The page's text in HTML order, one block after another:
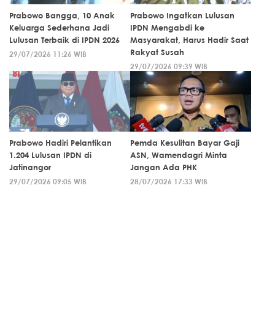
Prabowo Bangga, 10 Anak
Keluarga Sederhana Jadi
Lulusan Terbaik di IPDN 2026
29/07/2026 11:26 WIB
Prabowo Ingatkan Lulusan
IPDN Mengabdi ke
Masyarakat, Harus Hadir Saat
Rakyat Susah
29/07/2026 09:39 WIB
Prabowo Hadiri Pelantikan
1.204 Lulusan IPDN di
Jatinangor
29/07/2026 09:05 WIB
Pemda Kesulitan Bayar Gaji
ASN, Wamendagri Minta
Jangan Ada PHK
28/07/2026 17:33 WIB